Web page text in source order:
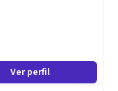
Ver perfil